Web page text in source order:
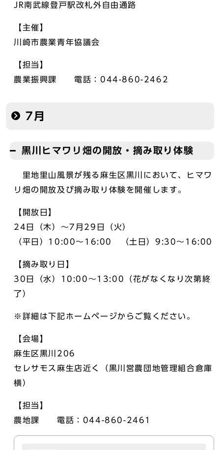
JR南武線登戸駅改札外自由通路
【主催】
川崎市農業青年協議会
【担当】
農業振興課 電話：044-860-2462
7月
黒川ヒマワリ畑の開放・摘み取り体験
里地里山風景が残る麻生区黒川において、ヒマワ
リ畑の開放及び摘み取り体験を開催します。
【開放日】
24日（木）～7月29日（火）
（平日）10:00～16:00 （土日）9:30～16:00
【摘み取り日】
30日（水）10:00～13:00（花がなくなり次第終
了）
※詳細は下記ホームページからご覧ください。
【会場】
麻生区黒川206
セレサモス麻生店近く（黒川営農団地管理組合倉庫
横）
【担当】
農地課 電話：044-860-2461